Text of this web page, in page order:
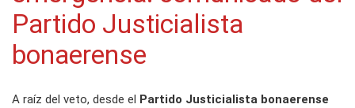
Partido Justicialista
bonaerense
A raíz del veto, desde el Partido Justicialista bonaerense